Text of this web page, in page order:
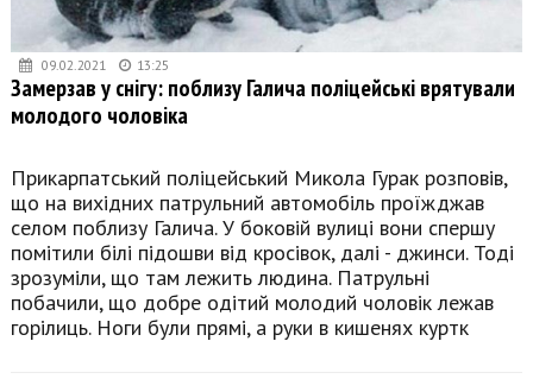
09.02.2021 13:25
Замерзав у снігу: поблизу Галича поліцейські врятували
молодого чоловіка
Прикарпатський поліцейський Микола Гурак розповів,
що на вихідних патрульний автомобіль проїжджав
селом поблизу Галича. У боковій вулиці вони спершу
помітили білі підошви від кросівок, далі - джинси. Тоді
зрозуміли, що там лежить людина. Патрульні
побачили, що добре одітий молодий чоловік лежав
горілиць. Ноги були прямі, а руки в кишенях куртк